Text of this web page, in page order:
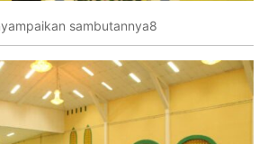
sambutannya8